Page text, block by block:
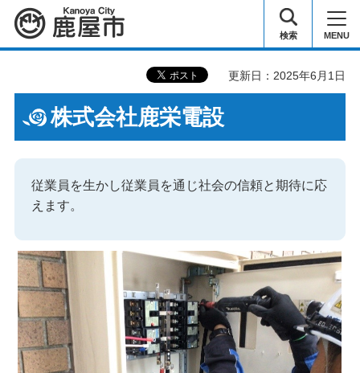
鹿屋市 検索 MENU
更新日：2025年6月1日
株式会社鹿栄電設
従業員を生かし従業員を通じ社会の信頼と期待に応
えます。